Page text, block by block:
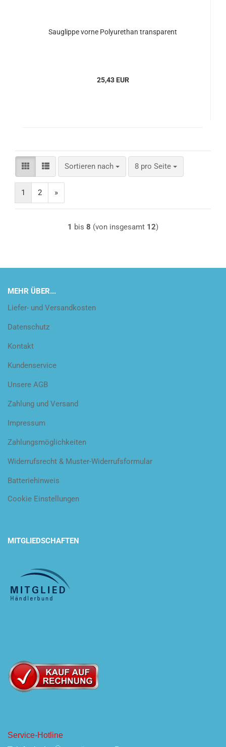
Sauglippe vorne Polyurethan transparent
25,43 EUR
Sortieren nach
Sortieren nach 8 pro Seite
pro Seite
1 2 »
1 bis 8 (von insgesamt 12)
MEHR ÜBER...
Liefer- und Versandkosten
Datenschutz
Kontakt
Kundenservice
Unsere AGB
Zahlung und Versand
Impressum
Zahlungsmöglichkeiten
Widerrufsrecht & Muster-Widerrufsformular
Batteriehinweis
Cookie Einstellungen
MITGLIEDSCHAFTEN
Service-Hotline